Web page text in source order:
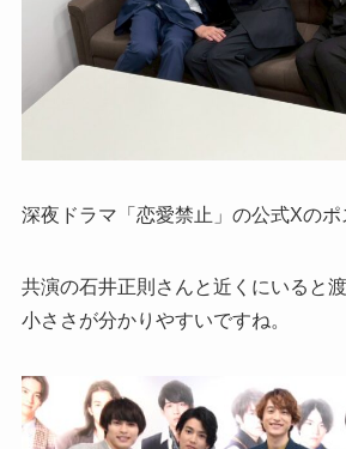
深夜ドラマ「恋愛禁止」の公式Xのポ
共演の石井正則さんと近くにいると
小ささが分かりやすいですね。